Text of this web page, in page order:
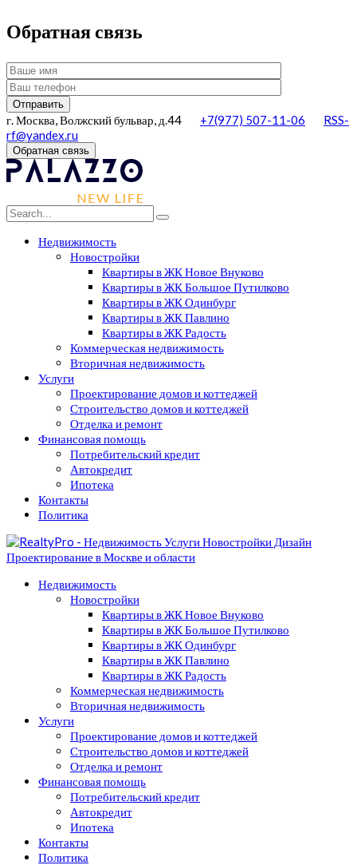
Обратная связь
г. Москва, Волжский бульвар, д.44 +7(977) 507-11-06
RSS-
rf@yandex.ru
Обратная связь
Недвижимость
Новостройки
Квартиры в ЖК Новое Внуково
Квартиры в ЖК Большое Путилково
Квартиры в ЖК Одинбург
Квартиры в ЖК Павлино
Квартиры в ЖК Радость
Коммерческая недвижимость
Вторичная недвижимость
Услуги
Проектирование домов и коттеджей
Строительство домов и коттеджей
Отделка и ремонт
Финансовая помощь
Потребительский кредит
Автокредит
Ипотека
Контакты
Политика
Недвижимость
Новостройки
Квартиры в ЖК Новое Внуково
Квартиры в ЖК Большое Путилково
Квартиры в ЖК Одинбург
Квартиры в ЖК Павлино
Квартиры в ЖК Радость
Коммерческая недвижимость
Вторичная недвижимость
Услуги
Проектирование домов и коттеджей
Строительство домов и коттеджей
Отделка и ремонт
Финансовая помощь
Потребительский кредит
Автокредит
Ипотека
Контакты
Политика